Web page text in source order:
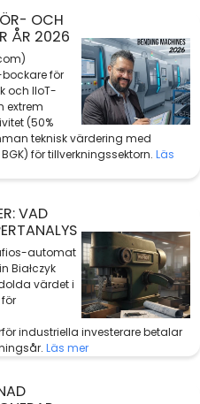
OCH
ÅR 2026
för
och IIoT-
extrem
(50%
teknisk värdering med
för tillverkningssektorn. Läs
VAD
automat
Białczyk
värdet i
industriella investerare betalar
Läs mer